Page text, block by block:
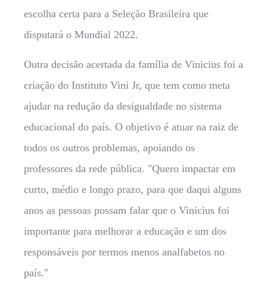
escolha certa para a Seleção Brasileira que
disputará o Mundial 2022.
Outra decisão acertada da família de Vinicius foi a
criação do Instituto Vini Jr, que tem como meta
ajudar na redução da desigualdade no sistema
educacional do país. O objetivo é atuar na raiz de
todos os outros problemas, apoiando os
professores da rede pública. "Quero impactar em
curto, médio e longo prazo, para que daqui alguns
anos as pessoas possam falar que o Vinicius foi
importante para melhorar a educação e um dos
responsáveis por termos menos analfabetos no
país."